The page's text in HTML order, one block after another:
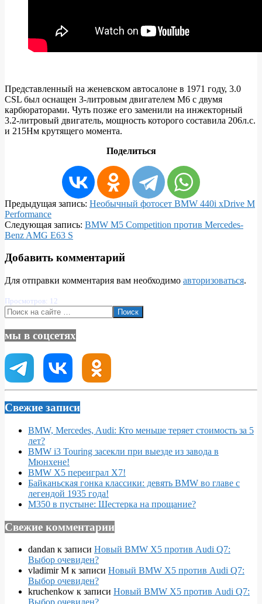
Представленный на женевском автосалоне в 1971 году, 3.0
CSL был оснащен 3-литровым двигателем M6 с двумя
карбюраторами. Чуть позже его заменили на инжекторный
3.2-литровый двигатель, мощность которого составила 206л.с.
и 215Нм крутящего момента.
Поделиться
2018-
12-
26
Предыдущая запись: Необычный фотосет BMW 440i xDrive M
Performance
Следующая запись: BMW M5 Competition против Mercedes-
Benz AMG E63 S
Добавить комментарий
Для отправки комментария вам необходимо авторизоваться.
Просмотров: 12
Поиск
мы в соцсетях
Свежие записи
BMW, Mercedes, Audi: Кто меньше теряет стоимость за 5
лет?
BMW i3 Touring засекли при выезде из завода в
Мюнхене!
BMW X5 переиграл X7!
Байканьская гонка классики: девять BMW во главе с
легендой 1935 года!
M350 в пустыне: Шестерка на прощание?
Свежие комментарии
dandan к записи Новый BMW X5 против Audi Q7:
Выбор очевиден?
vladimir M к записи Новый BMW X5 против Audi Q7:
Выбор очевиден?
kruchenkow к записи Новый BMW X5 против Audi Q7: